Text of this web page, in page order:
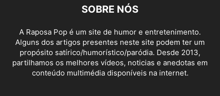
SOBRE NÓS
A Raposa Pop é um site de humor e entretenimento.
Alguns dos artigos presentes neste site podem ter um
propósito satírico/humorístico/paródia. Desde 2013,
partilhamos os melhores vídeos, noticias e anedotas em
conteúdo multimédia disponíveis na internet.